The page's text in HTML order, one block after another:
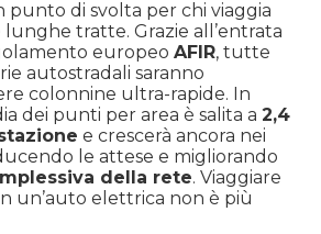
punto di svolta per chi viaggia
tratte. Grazie all’entrata
europeo AFIR, tutte
autostradali saranno
colonnine ultra-rapide. In
dei punti per area è salita a 2,4
e crescerà ancora nei
le attese e migliorando
della rete. Viaggiare
un’auto elettrica non è più